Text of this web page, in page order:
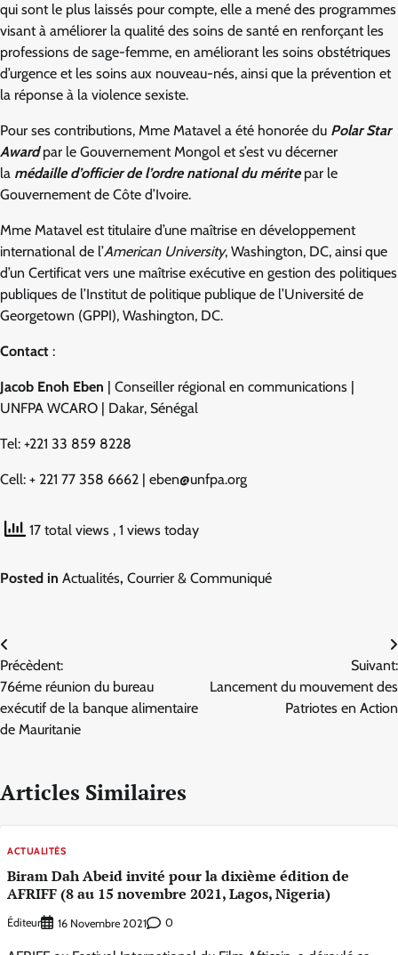
qui sont le plus laissés pour compte, elle a mené des programmes
visant à améliorer la qualité des soins de santé en renforçant les
professions de sage-femme, en améliorant les soins obstétriques
d’urgence et les soins aux nouveau-nés, ainsi que la prévention et
la réponse à la violence sexiste.
Pour ses contributions, Mme Matavel a été honorée du Polar Star
Awardpar le Gouvernement Mongol et s’est vu décerner
la médaille d’officier de l’ordre national du mérite par le
Gouvernement de Côte d’Ivoire.
Mme Matavel est titulaire d’une maîtrise en développement
international de l’American University, Washington, DC, ainsi que
d’un Certificat vers une maîtrise exécutive en gestion des politiques
publiques de l’Institut de politique publique de l’Université de
Georgetown (GPPI), Washington, DC.
Contact :
Jacob Enoh Eben | Conseiller régional en communications |
UNFPA WCARO | Dakar, Sénégal
Tel: +221 33 859 8228
Cell: + 221 77 358 6662 | eben@unfpa.org
17 total views , 1 views today
Posted in Actualités, Courrier & Communiqué
Navigation
de
l’article
Précèdent:
76éme réunion du bureau
exécutif de la banque alimentaire
de Mauritanie
Suivant:
Lancement du mouvement des
Patriotes en Action
Articles Similaires
ACTUALITÉS
Biram Dah Abeid invité pour la dixième édition de
AFRIFF (8 au 15 novembre 2021, Lagos, Nigeria)
Éditeur 16 Novembre 2021 0